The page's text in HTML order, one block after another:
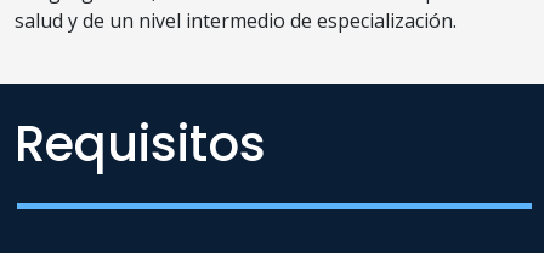
salud y de un nivel intermedio de especialización.
Requisitos